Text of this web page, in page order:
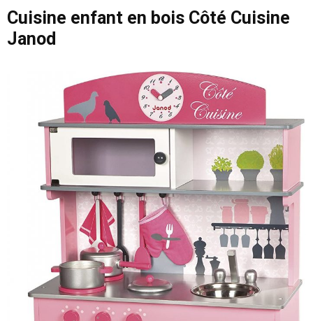
Cuisine enfant en bois Côté Cuisine
Janod